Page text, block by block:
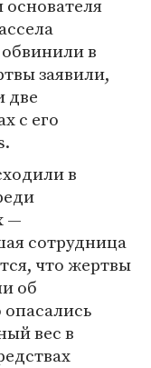
в
заявили,
две
с его
в
—
сотрудница
что жертвы
об
вес в